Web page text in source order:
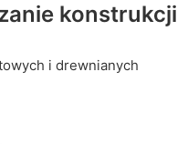
konstrukcji
i drewnianych